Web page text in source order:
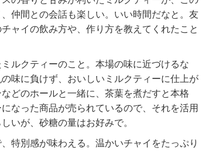
仲間との会話も楽しい。いい時間だなと。友
ャイの飲み方や、作り方を教えてくれたこと
ルクティーのこと。本場の味に近づけるな
味に負けず、おいしいミルクティーに仕上が
どのホールと一緒に、茶葉を煮だすと本格
なった商品が売られているので、それを活用
いが、砂糖の量はお好みで。
特別感が味わえる。温かいチャイをたっぷり